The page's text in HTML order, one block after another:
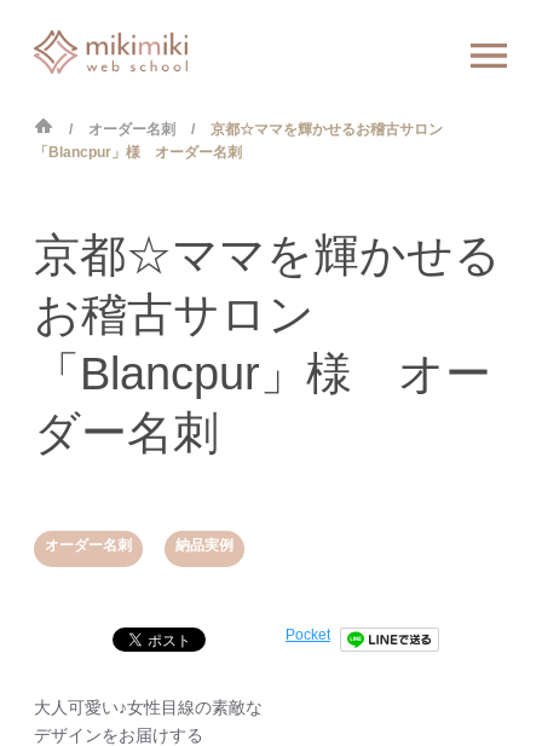
オーダー名刺
京都☆ママを輝かせるお稽古サロン
「Blancpur」様 オーダー名刺
オーダー名刺 納品実例
京都☆ママを輝かせる
お稽古サロン
「Blancpur」様 オー
ダー名刺
Pocket
大人可愛い♪女性目線の素敵な
デザインをお届けする